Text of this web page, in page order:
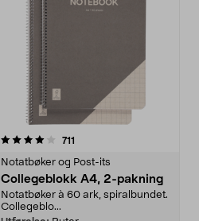
711
Notatbøker og Post-its
Collegeblokk A4, 2-pakning
Notatbøker à 60 ark, spiralbundet.
Collegeblo...
4.0 av 5 stjerner